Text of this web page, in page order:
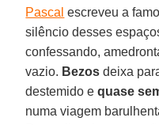
Pascal escreveu a
silêncio desses
confessando,
vazio. Bezos deixa
destemido equase
numa viagem